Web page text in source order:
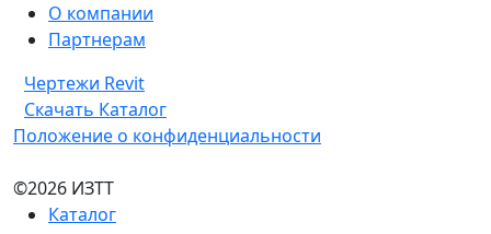
О компании
Партнерам
Чертежи Revit
Скачать Каталог
Положение о конфиденциальности
©2026 ИЗТТ
Каталог